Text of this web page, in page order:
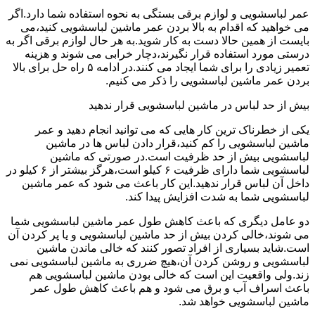
عمر لباسشویی و لوازم برقی بستگی به نحوه استفاده شما دارد.اگر
می خواهید که اقدام به بالا بردن عمر ماشین لباسشویی کنید،می
بایست از همین حالا دست به کار شوید.به هر حال لوازم برقی اگر به
درستی مورد استفاده قرار نگیرند،دچار خرابی می شوند و هزینه
تعمیر زیادی را برای شما ایجاد می کنند.در ادامه ۵ راه حل برای بالا
بردن عمر ماشین لباسشویی را ذکر می کنیم.
بیش از حد لباس در ماشین لباسشویی قرار ندهید
یکی از خطرناک ترین کار هایی که می توانید انجام دهید و عمر
ماشین لباسشویی را کم کنید،قرار دادن لباس ها در ماشین
لباسشویی بیش از حد ظرفیت است.در صورتی که ماشین
لباسشویی شما دارای ظرفیت ۶ کیلو است،هرگز بیشتر از ۶ کیلو در
داخل آن لباس قرار ندهید.این کار باعث می شود که عمر ماشین
لباسشویی شما به شدت افزایش پیدا کند.
دو عامل دیگری که باعث کاهش طول عمر ماشین لباسشویی شما
می شوند،خالی کردن بیش از حد ماشین لباسشویی و یا پر کردن آن
است.شاید بسیاری از افراد تصور کنند که خالی ماندن ماشین
لباسشویی و روشن کردن آن،هیچ ضرری به ماشین لباسشویی نمی
زند.ولی واقعیت این است که خالی بودن ماشین لباسشویی هم
باعث اسراف آب و برق می شود و هم باعث کاهش طول عمر
ماشین لباسشویی خواهد شد.